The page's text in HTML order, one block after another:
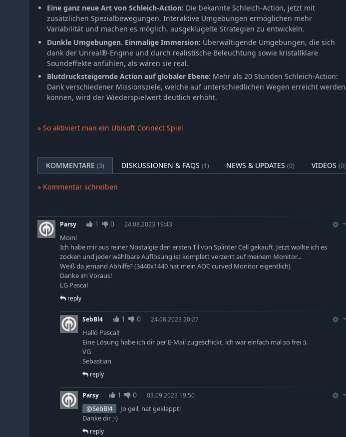
Eine ganz neue Art von Schleich-Action: Die bekannte Schleich-Action, jetzt mit
zusätzlichen Spezialbewegungen. Interaktive Umgebungen ermöglichen mehr
Variabilität und machen es möglich, ausgeklügelte Strategien zu entwickeln.
Dunkle Umgebungen. Einmalige Immersion: Überwältigende Umgebungen, die sich
dank der Unreal®-Engine und durch realistische Beleuchtung sowie kristallklare
Soundeffekte anfühlen, als wären sie real.
Blutdrucksteigernde Action auf globaler Ebene: Mehr als 20 Stunden Schleich-Action:
Dank verschiedener Missionsziele, welche auf unterschiedlichen Wegen erreicht werden
können, wird der Wiederspielwert deutlich erhöht.
» So aktiviert man ein Ubisoft Connect Spiel
KOMMENTARE (3) DISKUSSIONEN & FAQS (1) NEWS & UPDATES (0) VIDEOS (0)
» Kommentar schreiben
Parsy 1 0 24.08.2023 19:43
Moin!
Ich habe mir aus reiner Nostalgie den ersten Til von Splinter Cell gekauft. Jetzt wollte ich es
zocken und jeder wählbare Auflösung ist komplett verzerrt auf meinem Monitor...
Weiß da jemand Abhilfe? (3440x1440 hat mein AOC curved Monitor eigentlich)
Danke im Voraus!
LG Pascal
reply
SebBl4 1 0 24.08.2023 20:27
Hallo Pascal!
Eine Lösung habe ich dir per E-Mail zugeschickt, ich war einfach mal so frei :).
VG
Sebastian
reply
Parsy 1 0 03.09.2023 19:50
@SebBl4
Jo geil, hat geklappt!
Danke dir ;-)
reply